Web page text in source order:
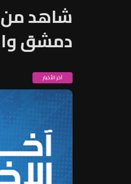
شاهد من
دمشق
آخر الأخبار